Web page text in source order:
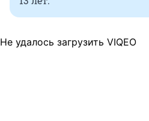
Не удалось загрузить VIQEO